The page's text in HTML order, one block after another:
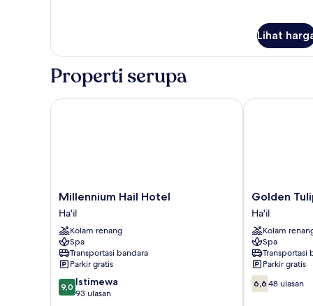
Junior
Lihat
Properti serupa
Millennium
Hail
Hotel
Ha'il
Millennium Hail Hotel
Ha'il
Kolam renang
Spa
Transportasi bandara
Parkir gratis
9.0
dari
9,0 Istimewa
93 ulasan
Millennium Hail Hotel
Golden
Tulip
Hail
Ha'il
Golden
Ha'il
Kolam
Spa
Transportasi
Parkir gratis
6.6
dari
6,6 48 ulasan
Golden Tulip